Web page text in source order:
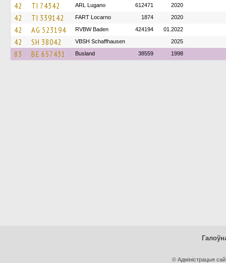
42 TI 74342 ARL Lugano 612471 2020
42 TI 339142 FART Locarno 1874 2020
42 AG 523194 RVBW Baden 424194 01.2022
42 SH 38042 VBSH Schaffhausen 2025
83 BE 657431 Busland 38559 1998
© Адміністрацыя